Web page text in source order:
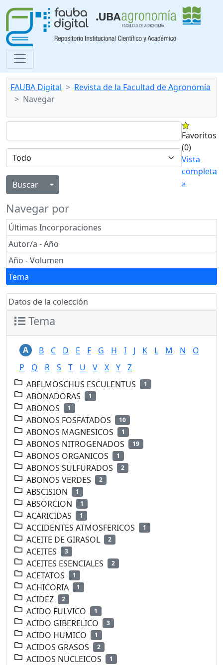
FAUBA Digital
Revista de la Facultad de Agronomía
Navegar
Alternar menú desplegable
Favoritos
(0)
Vista
completa
»
Navegar por
Últimas Incorporaciones
Autor/a - Año
Año - Volumen
Tema
Datos de la colección
Tema
A B C D E F G H I J K L M N
O
P
Q R S T U V X Y
Z
ABELMOSCHUS ESCULENTUS
1
ABONADORAS 1
ABONOS 1
ABONOS FOSFATADOS 10
ABONOS MAGNESICOS 1
ABONOS NITROGENADOS 19
ABONOS ORGANICOS 1
ABONOS SULFURADOS 2
ABONOS VERDES 2
ABSCISION 1
ABSORCION 1
ACARICIDAS 1
ACCIDENTES ATMOSFERICOS 1
ACEITE DE GIRASOL 2
ACEITES 3
ACEITES ESENCIALES 2
ACETATOS 1
ACHICORIA 1
ACIDEZ 2
ACIDO FULVICO 1
ACIDO GIBERELICO 3
ACIDO HUMICO 1
ACIDOS GRASOS 2
ACIDOS NUCLEICOS 1